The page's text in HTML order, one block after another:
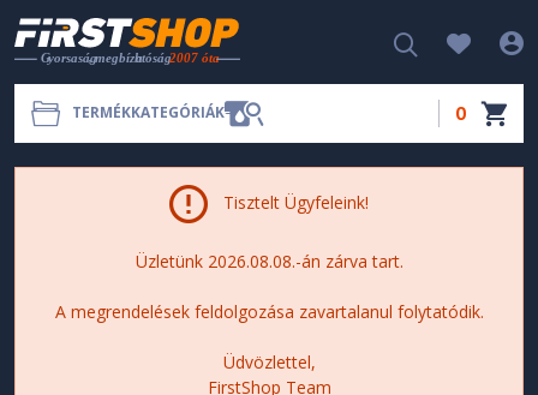
TERMÉKKATEGÓRIÁK 0
Tisztelt Ügyfeleink!
Üzletünk 2026.08.08.-án zárva tart.
A megrendelések feldolgozása zavartalanul folytatódik.
Üdvözlettel,
FirstShop Team